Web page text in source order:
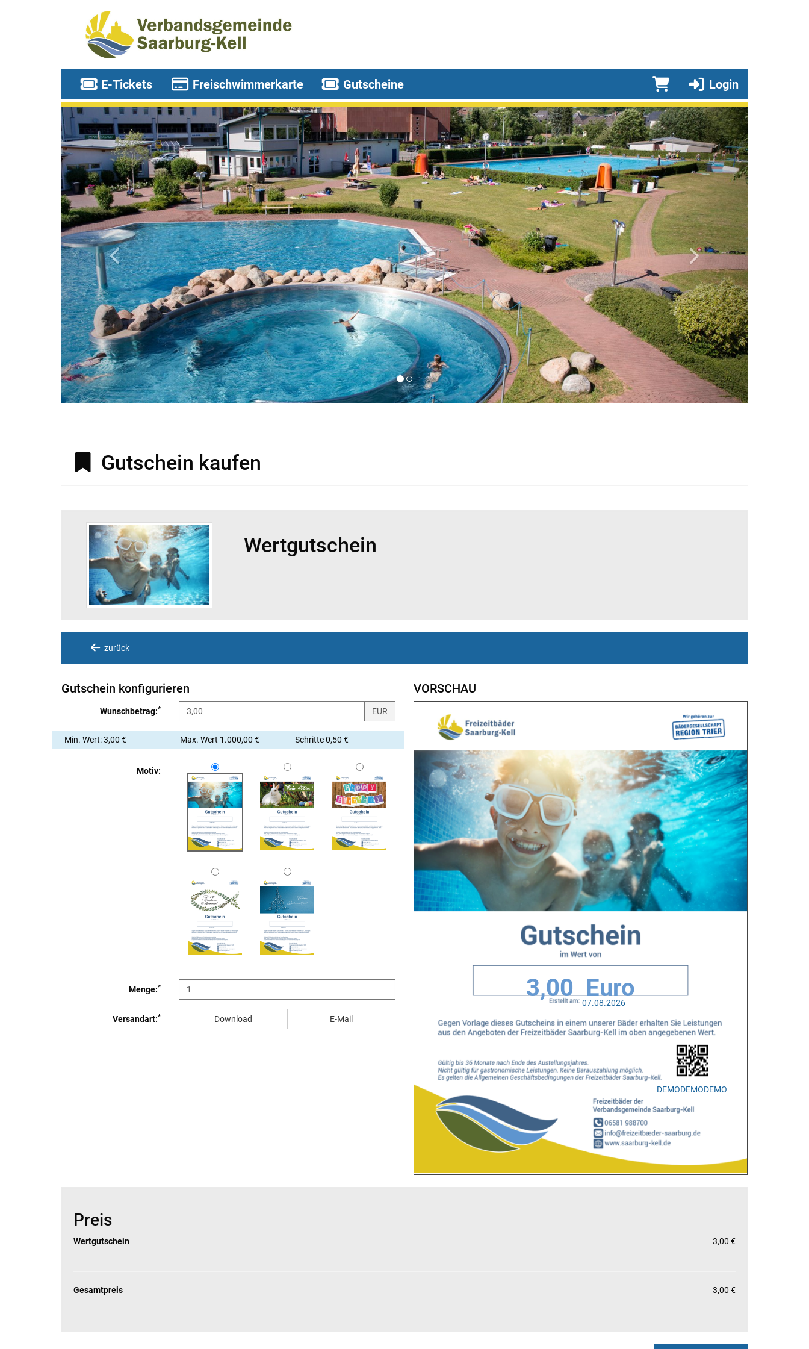
E-Tickets Freischwimmerkarte Gutscheine
Login
zurück
vorwärts
Gutschein kaufen
Wertgutschein
zurück
Gutschein konfigurieren
Wunschbetrag:* EUR
Min. Wert: 3,00 € Max. Wert 1.000,00 € Schritte 0,50 €
Motiv:
Menge:*
Versandart:* Download E-Mail
VORSCHAU
DEMODEMODEMO
3,00
07.08.2026
Preis
Wertgutschein 3,00 €
Gesamtpreis 3,00 €